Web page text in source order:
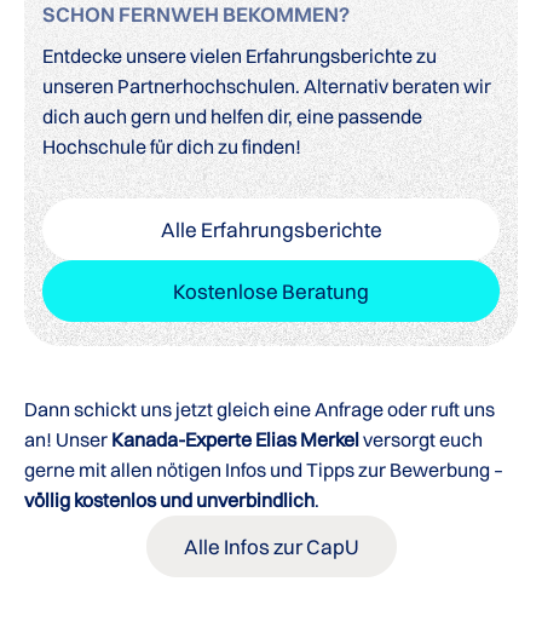
SCHON FERNWEH BEKOMMEN?
Entdecke unsere vielen Erfahrungsberichte zu
unseren Partnerhochschulen. Alternativ beraten wir
dich auch gern und helfen dir, eine passende
Hochschule für dich zu finden!
Alle Erfahrungsberichte
Kostenlose Beratung
Dann schickt uns jetzt gleich eine Anfrage oder ruft uns
an! Unser Kanada-Experte Elias Merkelversorgt euch
gerne mit allen nötigen Infos und Tipps zur Bewerbung –
völlig kostenlos und unverbindlich.
Alle Infos zur CapU